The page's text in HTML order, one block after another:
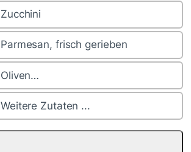
Zucchini
Parmesan, frisch gerieben
Oliven…
Weitere Zutaten ...